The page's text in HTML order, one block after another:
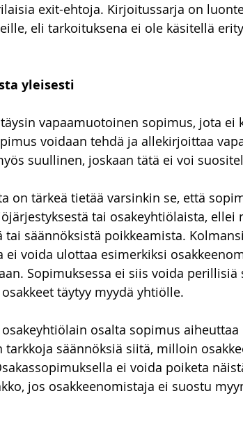
Rikoslaki Kuluttajaoikeus Uutiset
oikeus Talousoikeus
exit-ehtoja. Kirjoitussarja on
eli tarkoituksena ei ole käsitellä
yleisesti
vapaamuotoinen sopimus, jota ei
voidaan tehdä ja allekirjoittaa
suullinen, joskaan tätä ei voi
on tärkeä tietää varsinkin se, että
tai osakeyhtiölaista,
tai säännöksistä poikkeamista.
ei voida ulottaa esimerkiksi
Sopimuksessa ei siis voida perillisiä
täytyy myydä yhtiölle.
osalta sopimus
tarkkoja säännöksiä siitä, milloin
ei voida poiketa
jos osakkeenomistaja ei suostu